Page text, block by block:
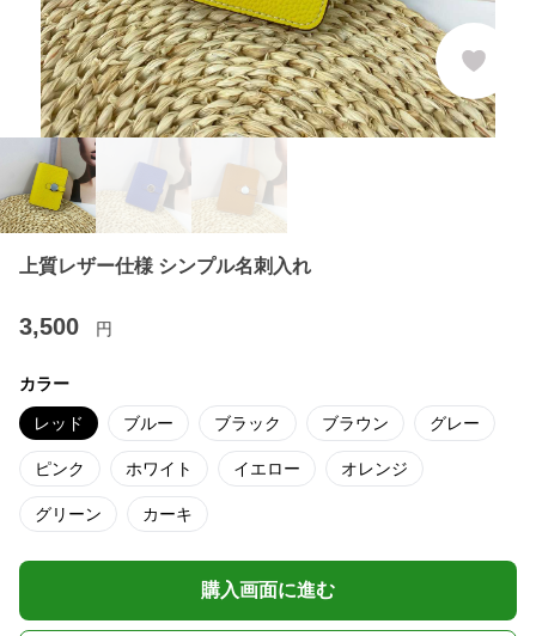
上質レザー仕様 シンプル名刺入れ
3,500 円
カラー
レッド ブルー ブラック ブラウン グレー
ピンク ホワイト イエロー オレンジ
グリーン カーキ
購入画面に進む